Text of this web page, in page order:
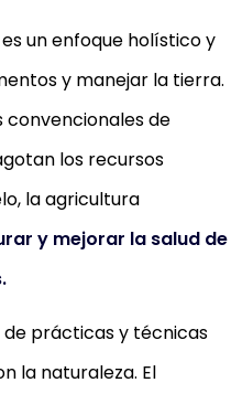
un enfoque holístico y
y manejar la tierra.
convencionales de
los recursos
la agricultura
y mejorar la salud de
de prácticas y técnicas
la naturaleza. El